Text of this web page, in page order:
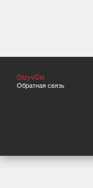
OtzyvGid
Обратная связь